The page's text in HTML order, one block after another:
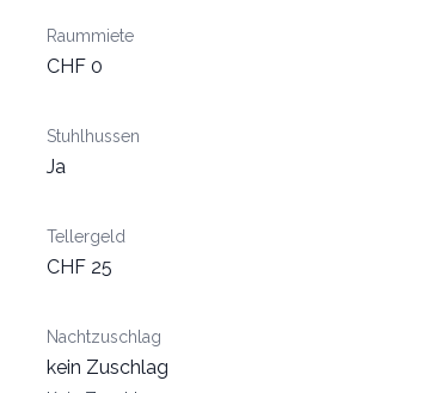
Raummiete
CHF 0
Stuhlhussen
Ja
Tellergeld
CHF 25
Nachtzuschlag
kein Zuschlag